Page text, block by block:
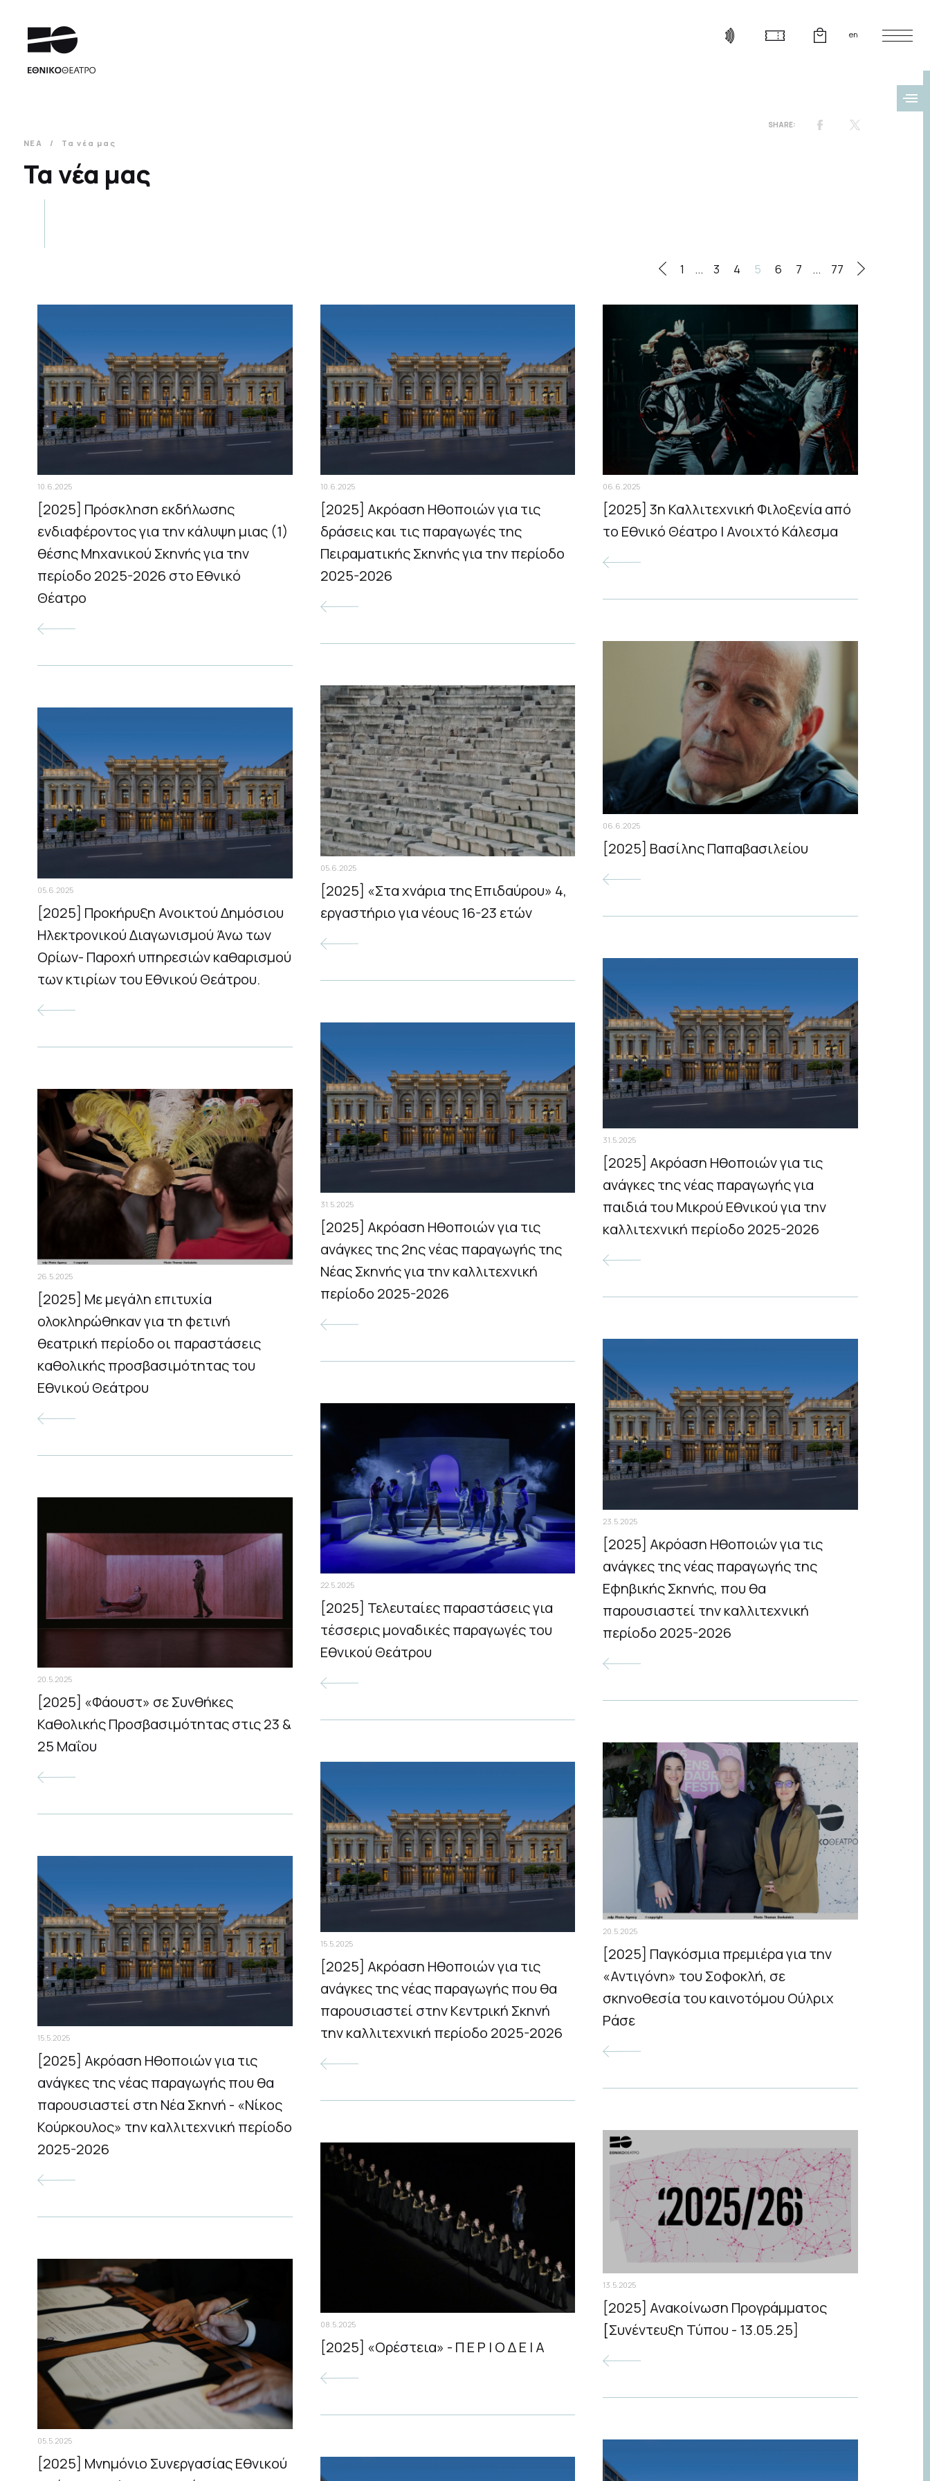
en
ΝΕΑ Τα νέα μας
Τα νέα μας
1 ... 3 4 5 6 7 ... 77
10.6.2025
[2025] Πρόσκληση εκδήλωσης
ενδιαφέροντος για την κάλυψη μιας (1)
θέσης Μηχανικού Σκηνής για την
περίοδο 2025-2026 στο Εθνικό
Θέατρο
10.6.2025
[2025] Ακρόαση Ηθοποιών για τις
δράσεις και τις παραγωγές της
Πειραματικής Σκηνής για την περίοδο
2025-2026
06.6.2025
[2025] 3η Καλλιτεχνική Φιλοξενία από
το Εθνικό Θέατρο | Ανοιχτό Κάλεσμα
06.6.2025
[2025] Βασίλης Παπαβασιλείου
05.6.2025
[2025] «Στα χνάρια της Επιδαύρου» 4,
εργαστήριο για νέους 16-23 ετών
05.6.2025
[2025] Προκήρυξη Ανοικτού Δημόσιου
Ηλεκτρονικού Διαγωνισμού Άνω των
Ορίων- Παροχή υπηρεσιών καθαρισμού
των κτιρίων του Εθνικού Θεάτρου.
31.5.2025
[2025] Ακρόαση Ηθοποιών για τις
ανάγκες της νέας παραγωγής για
παιδιά του Μικρού Εθνικού για την
καλλιτεχνική περίοδο 2025-2026
31.5.2025
[2025] Ακρόαση Ηθοποιών για τις
ανάγκες της 2ης νέας παραγωγής της
Νέας Σκηνής για την καλλιτεχνική
περίοδο 2025-2026
26.5.2025
[2025] Με μεγάλη επιτυχία
ολοκληρώθηκαν για τη φετινή
θεατρική περίοδο οι παραστάσεις
καθολικής προσβασιμότητας του
Εθνικού Θεάτρου
23.5.2025
[2025] Ακρόαση Ηθοποιών για τις
ανάγκες της νέας παραγωγής της
Εφηβικής Σκηνής, που θα
παρουσιαστεί την καλλιτεχνική
περίοδο 2025-2026
22.5.2025
[2025] Τελευταίες παραστάσεις για
τέσσερις μοναδικές παραγωγές του
Εθνικού Θεάτρου
20.5.2025
[2025] «Φάουστ» σε Συνθήκες
Καθολικής Προσβασιμότητας στις 23 &
25 Μαΐου
20.5.2025
[2025] Παγκόσμια πρεμιέρα για την
«Αντιγόνη» του Σοφοκλή, σε
σκηνοθεσία του καινοτόμου Ούλριχ
Ράσε
15.5.2025
[2025] Ακρόαση Ηθοποιών για τις
ανάγκες της νέας παραγωγής που θα
παρουσιαστεί στην Κεντρική Σκηνή
την καλλιτεχνική περίοδο 2025-2026
15.5.2025
[2025] Ακρόαση Ηθοποιών για τις
ανάγκες της νέας παραγωγής που θα
παρουσιαστεί στη Νέα Σκηνή - «Νίκος
Κούρκουλος» την καλλιτεχνική περίοδο
2025-2026
13.5.2025
[2025] Ανακοίνωση Προγράμματος
[Συνέντευξη Τύπου - 13.05.25]
08.5.2025
[2025] «Ορέστεια» - Π Ε Ρ Ι Ο Δ Ε Ι Α
05.5.2025
[2025] Μνημόνιο Συνεργασίας Εθνικού